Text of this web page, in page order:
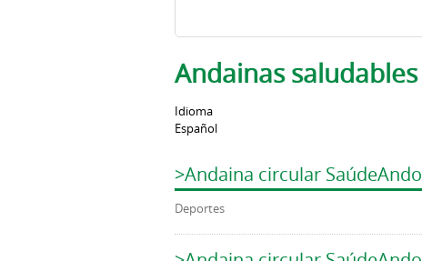
Andainas saludables
Idioma
Español
>Andaina circular SaúdeAndo
Deportes